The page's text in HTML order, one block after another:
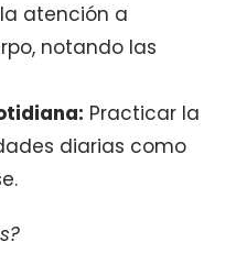
atención a
notando las
Practicar la
diarias como